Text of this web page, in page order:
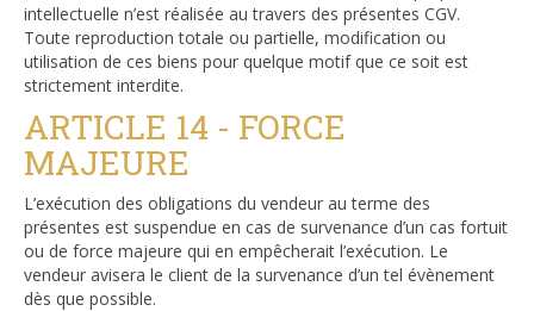
intellectuelle n’est réalisée au travers des présentes CGV.
Toute reproduction totale ou partielle, modification ou
utilisation de ces biens pour quelque motif que ce soit est
strictement interdite.
ARTICLE 14 - FORCE
MAJEURE
L’exécution des obligations du vendeur au terme des
présentes est suspendue en cas de survenance d’un cas fortuit
ou de force majeure qui en empêcherait l’exécution. Le
vendeur avisera le client de la survenance d’un tel évènement
dès que possible.